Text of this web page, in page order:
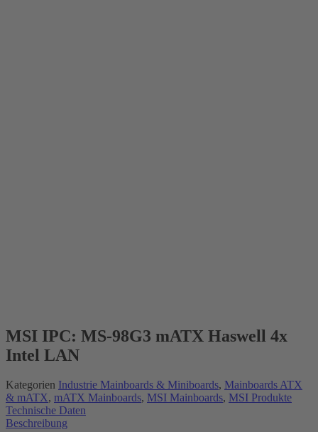
MSI IPC: MS-98G3 mATX Haswell 4x
Intel LAN
Kategorien Industrie Mainboards & Miniboards, Mainboards ATX
& mATX, mATX Mainboards, MSI Mainboards, MSI Produkte
Technische Daten
Beschreibung